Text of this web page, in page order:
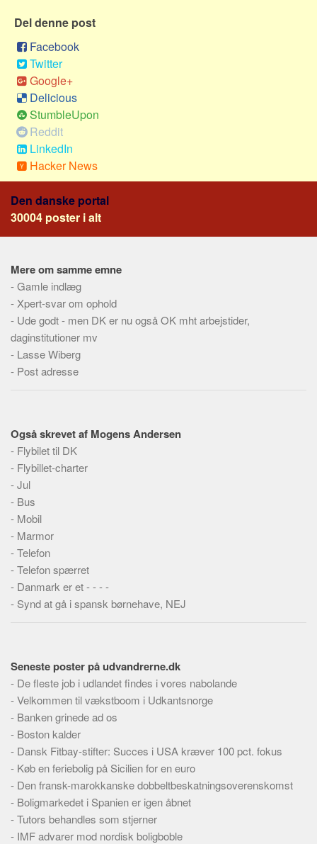
Alle
Nøgleord
Bolig
Job
Virksomhed
Investering
Pension og opsparing
Forbrug
Social sikring og sundhed
Transport
Alle
Aspekter
Køb og salg
Økonomi
Jura og regler
Praktisk
Alle
Meta
Dokumenttyper
Emner
Skribenter
Personer
Steder
Webstedet
Forhistorien
Redigering
Tekstannoncer
Bannere
Hjælp
Del denne post
Facebook
Twitter
Google+
Delicious
StumbleUpon
Reddit
LinkedIn
Hacker News
Den danske portal
30004 poster i alt
Mere om samme emne
-Gamle indlæg
- Xpert-svar om ophold
- Ude godt - men DK er nu også OK mht arbejstider,
daginstitutioner mv
- Lasse Wiberg
- Post adresse
Også skrevet af Mogens Andersen
- Flybilet til DK
- Flybillet-charter
-Jul
- Bus
- Mobil
- Marmor
-Telefon
-Telefon spærret
- Danmark er et - - - -
- Synd at gå i spansk børnehave, NEJ
Seneste poster på udvandrerne.dk
- De fleste job i udlandet findes i vores nabolande
-Velkommen til vækstboom i Udkantsnorge
- Banken grinede ad os
- Boston kalder
- Dansk Fitbay-stifter: Succes i USA kræver 100 pct. fokus
- Køb en feriebolig på Sicilien for en euro
- Den fransk-marokkanske dobbeltbeskatningsoverenskomst
- Boligmarkedet i Spanien er igen åbnet
-Tutors behandles som stjerner
- IMF advarer mod nordisk boligboble